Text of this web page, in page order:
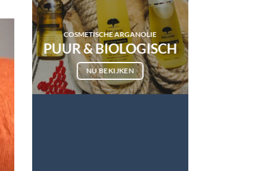
COSMETISCHE ARGANOLIE
PUUR & BIOLOGISCH
NU BEKIJKEN